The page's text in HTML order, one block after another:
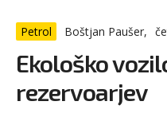
Petrol Boštjan Paušer,
Ekološko
rezervoarjev